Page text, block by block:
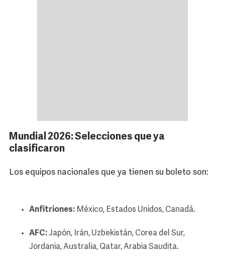
Mundial 2026: Selecciones que ya
clasificaron
Los equipos nacionales que ya tienen su boleto son:
Anfitriones: México, Estados Unidos, Canadá.
AFC:Japón, Irán, Uzbekistán, Corea del Sur,
Jordania, Australia, Qatar, Arabia Saudita.